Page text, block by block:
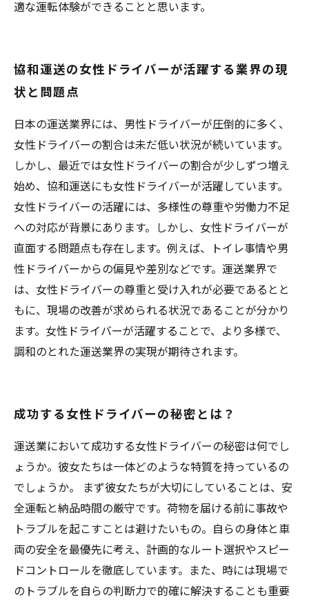
適な運転体験ができることと思います。
協和運送の女性ドライバーが活躍する業界の現
状と問題点
日本の運送業界には、男性ドライバーが圧倒的に多く、
女性ドライバーの割合は未だ低い状況が続いています。
しかし、最近では女性ドライバーの割合が少しずつ増え
始め、協和運送にも女性ドライバーが活躍しています。
女性ドライバーの活躍には、多様性の尊重や労働力不足
への対応が背景にあります。しかし、女性ドライバーが
直面する問題点も存在します。例えば、トイレ事情や男
性ドライバーからの偏見や差別などです。運送業界で
は、女性ドライバーの尊重と受け入れが必要であるとと
もに、現場の改善が求められる状況であることが分かり
ます。女性ドライバーが活躍することで、より多様で、
調和のとれた運送業界の実現が期待されます。
成功する女性ドライバーの秘密とは？
運送業において成功する女性ドライバーの秘密は何でし
ょうか。彼女たちは一体どのような特質を持っているの
でしょうか。 まず彼女たちが大切にしていることは、安
全運転と納品時間の厳守です。荷物を届ける前に事故や
トラブルを起こすことは避けたいもの。自らの身体と車
両の安全を最優先に考え、計画的なルート選択やスピー
ドコントロールを徹底しています。また、時には現場で
のトラブルを自らの判断力で的確に解決することも重要